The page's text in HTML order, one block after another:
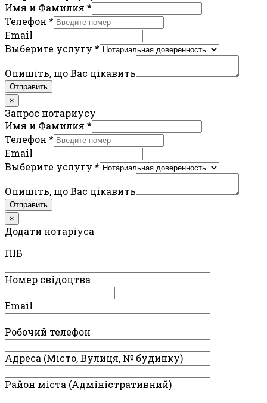
Имя и Фамилия *
Телефон *
Email
Выберите услугу *
Опишіть, що Вас цікавить
Отправить
×
Запрос нотариусу
Имя и Фамилия *
Телефон *
Email
Выберите услугу *
Опишіть, що Вас цікавить
Отправить
×
Додати нотаріуса
ПIБ
Номер свідоцтва
Email
Робочий телефон
Адреса (Місто, Вулиця, № будинку)
Район міста (Адміністративний)